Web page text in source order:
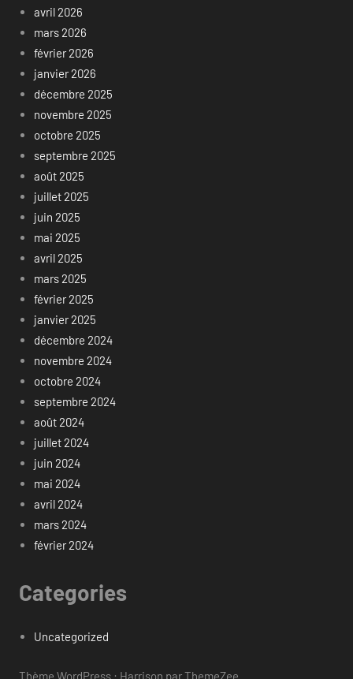
avril 2026
mars 2026
février 2026
janvier 2026
décembre 2025
novembre 2025
octobre 2025
septembre 2025
août 2025
juillet 2025
juin 2025
mai 2025
avril 2025
mars 2025
février 2025
janvier 2025
décembre 2024
novembre 2024
octobre 2024
septembre 2024
août 2024
juillet 2024
juin 2024
mai 2024
avril 2024
mars 2024
février 2024
Categories
Uncategorized
Thème WordPress : Harrison par ThemeZee.